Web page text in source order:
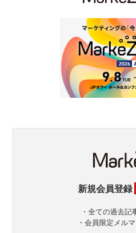
新規会員登録
・全ての過去
・会員限定メル